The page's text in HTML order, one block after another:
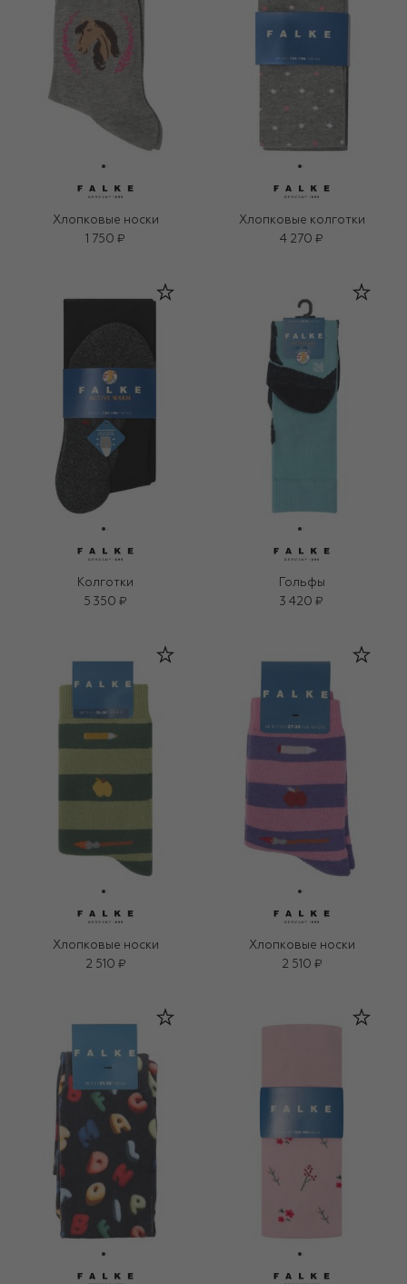
Хлопковые носки
1 750 ₽
Хлопковые колготки
4 270 ₽
Колготки
5 350 ₽
Гольфы
3 420 ₽
Хлопковые носки
2 510 ₽
Хлопковые носки
2 510 ₽